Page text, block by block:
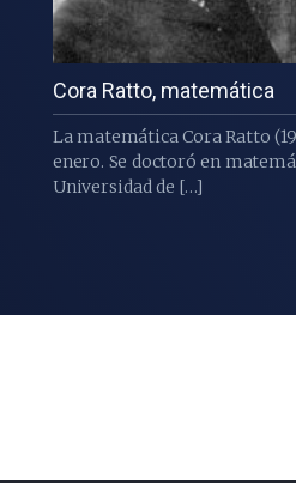
Cora Ratto, matemática
La matemática Cora Ratto
enero. Se doctoró en
Universidad de […]